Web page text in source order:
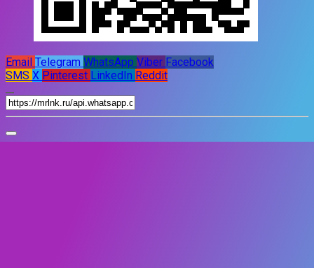
Email Telegram WhatsApp Viber Facebook
SMS X Pinterest LinkedIn Reddit